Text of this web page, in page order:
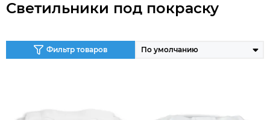
Светильники под покраску
Фильтр товаров